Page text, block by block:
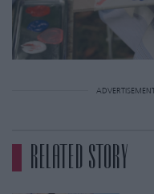
RELATED STORY